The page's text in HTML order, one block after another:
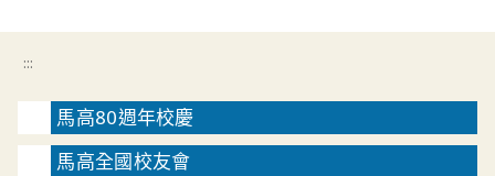
:::
馬高80週年校慶
馬高全國校友會